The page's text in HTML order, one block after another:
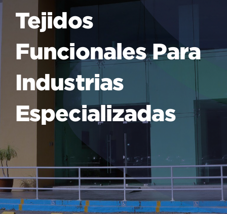
Tejidos
Funcionales Para
Industrias
Especializadas